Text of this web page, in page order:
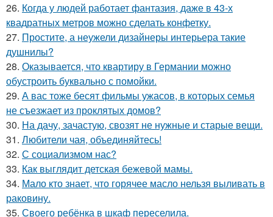
26. Когда у людей работает фантазия, даже в 43-х
квадратных метров можно сделать конфетку.
27. Простите, а неужели дизайнеры интерьера такие
душнилы?
28. Оказывается, что квартиру в Германии можно
обустроить буквально с помойки.
29. А вас тоже бесят фильмы ужасов, в которых семья
не съезжает из проклятых домов?
30. На дачу, зачастую, свозят не нужные и старые вещи.
31. Любители чая, объединяйтесь!
32. С социализмом нас?
33. Как выглядит детская бежевой мамы.
34. Мало кто знает, что горячее масло нельзя выливать в
раковину.
35. Своего ребёнка в шкаф переселила.